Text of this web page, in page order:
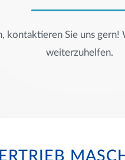
kontaktieren Sie uns
weiterzuhelfen.